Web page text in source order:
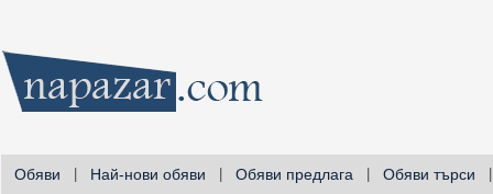
Обяви Най-нови обяви Обяви предлага Обяви търси